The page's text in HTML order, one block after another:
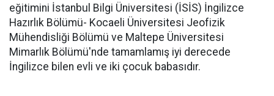
eğitimini İstanbul Bilgi Üniversitesi (İSİS) İngilizce
Hazırlık Bölümü- Kocaeli Üniversitesi Jeofizik
Mühendisliği Bölümü ve Maltepe Üniversitesi
Mimarlık Bölümü'nde tamamlamış iyi derecede
İngilizce bilen evli ve iki çocuk babasıdır.